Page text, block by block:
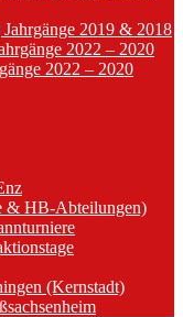
2019 & 2018
2022 – 2020
2022 – 2020
& HB-Abteilungen)
(Kernstadt)